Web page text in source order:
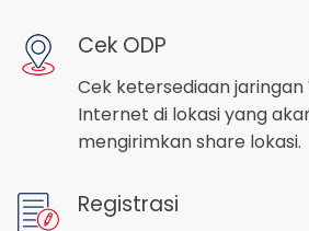
Cek ODP
Cek ketersediaan jaringan
Internet di lokasi yang
mengirimkan share lokasi.
Registrasi